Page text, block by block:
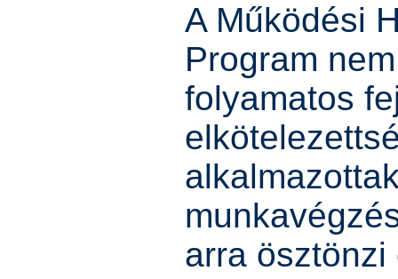
A Működési
Program
folyamatos
arra ösztönzi